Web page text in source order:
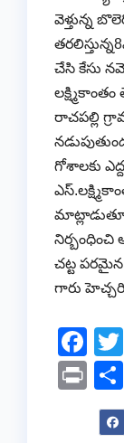
వెళ్తున్న
చేసి కేసు
రాచపల్లి
గోశాలకు
మాట్లాడుతూ
నిర్బంధించి
చట్ట
గారు
F
a
c
e
Pr
in